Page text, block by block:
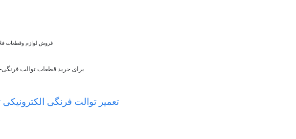
فروش لوازم وقطعات
برای خرید قطعات توالت فرنگی-
تعمیر توالت فرنگی